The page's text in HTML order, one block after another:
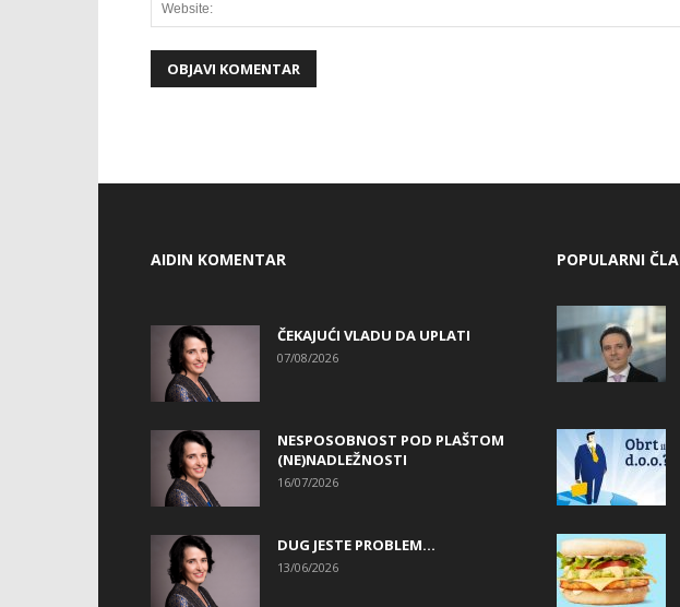
AIDIN KOMENTAR
ČEKAJUĆI VLADU DA UPLATI
07/08/2026
NESPOSOBNOST POD PLAŠTOM
(NE)NADLEŽNOSTI
16/07/2026
DUG JESTE PROBLEM…
13/06/2026
POPULARNI